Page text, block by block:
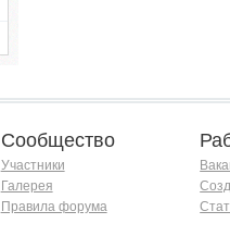
Сообщество
Участники
Галерея
Правила форума